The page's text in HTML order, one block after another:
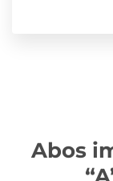
Abos